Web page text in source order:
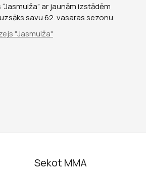
ar jaunām izstādēm
savu 62. vasaras sezonu.
"Jasmuiža"
Sekot MMA